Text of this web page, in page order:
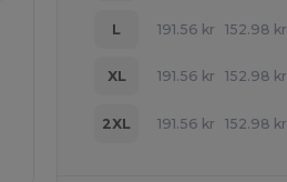
L 191.56 kr 152.98 kr
XL 191.56 kr 152.98 kr
2XL 191.56 kr 152.98 kr